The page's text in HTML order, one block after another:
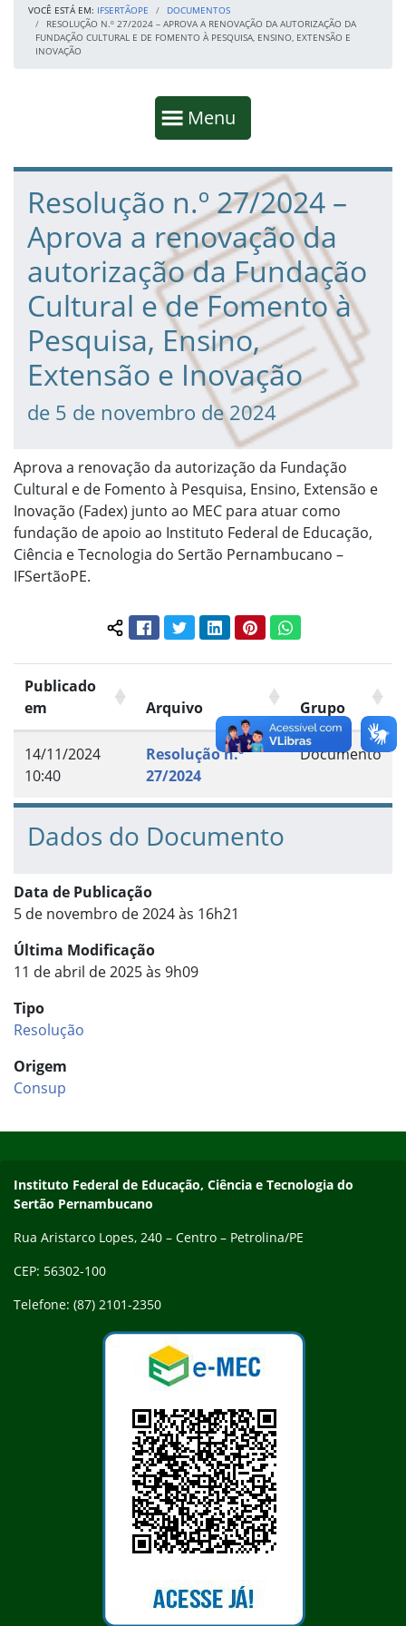
VOCÊ ESTÁ EM: IFSERTÃOPE
DOCUMENTOS
RESOLUÇÃO N.º 27/2024 – APROVA A RENOVAÇÃO DA AUTORIZAÇÃO DA
FUNDAÇÃO CULTURAL E DE FOMENTO À PESQUISA, ENSINO, EXTENSÃO E
INOVAÇÃO
Mostrar
Menu
Fim da navegação
Início do conteúdo
Resolução n.º 27/2024 –
Aprova a renovação da
autorização da Fundação
Cultural e de Fomento à
Pesquisa, Ensino,
Extensão e Inovação
de 5 de novembro de 2024
Aprova a renovação da autorização da Fundação
Cultural e de Fomento à Pesquisa, Ensino, Extensão e
Inovação (Fadex) junto ao MEC para atuar como
fundação de apoio ao Instituto Federal de Educação,
Ciência e Tecnologia do Sertão Pernambucano –
IFSertãoPE.
Compartilhar conteúdo:
FacebookTwitterLinkedInPinterestWhatsApp
Publicado
em
Arquivo Grupo
14/11/2024
10:40
Resolução n.º
27/2024
Documento
Dados do Documento
Data de Publicação
5 de novembro de 2024 às 16h21
Última Modificação
11 de abril de 2025 às 9h09
Tipo
Resolução
Origem
Consup
Endereço
Instituto Federal de Educação, Ciência e Tecnologia do
Sertão Pernambucano
Rua Aristarco Lopes, 240 – Centro – Petrolina/PE
CEP: 56302-100
Telefone: (87) 2101-2350